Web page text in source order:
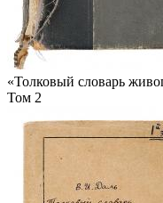
«Толковый словарь
Том 2